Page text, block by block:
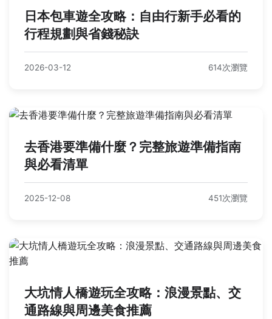
日本包車遊全攻略：自由行新手必看的
行程規劃與省錢秘訣
2026-03-12 614次瀏覽
去香港要準備什麼？完整旅遊準備指南
與必看清單
2025-12-08 451次瀏覽
大坑情人橋遊玩全攻略：浪漫景點、交
通路線與周邊美食推薦